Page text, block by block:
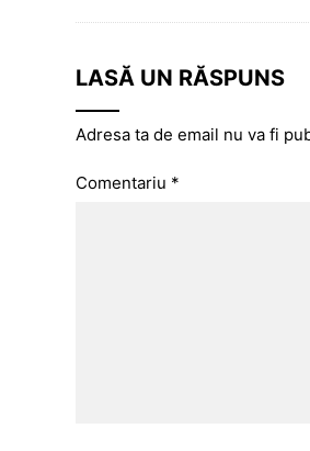
LASĂ UN RĂSPUNS
Adresa ta de email nu va fi
Comentariu *